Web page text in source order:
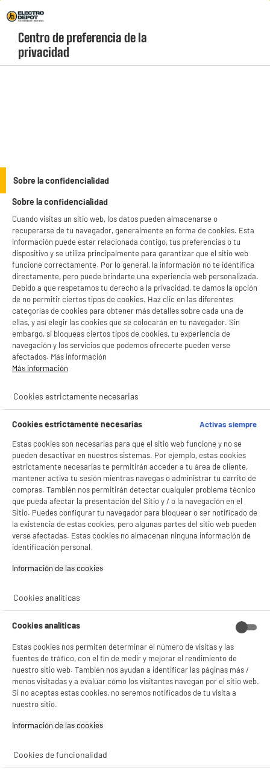
Menú
geolocation-header-icon-text
account
¡Haz tu pedido online con recogida gratis en tienda en 1 hora o envío a domicilio!
EDENWOOD LG HDMI 2.1 QLED SAMSUNG
productItem_availability_txt-
current-store
LEGANÉS, MADRID
productItem__availability-
change-btn
product_list_sticky_button_Filter
F
A
G
compare_product
Televisor 4K UHD de 50" EDENWOOD ED50T01UHD-
RE
Tecnología : Led
249
E
A
G
★★★★★
★★★★★
Smart Tv EDENWOOD 50" ED50A07UHD-EL 4K
Pantalla : 127 cm
249€96
ELECTROCHOLLOS
Rechazar todas
BIENVENIDO a ELECTRO
DEPOT
Con el fin de mejorar tu experiencia, y tras tu consentimiento, ELECTRO DEPOT
y sus socios utilizan cookies que procesan tus datos personales para:
- compartir contenido adaptado a tus preferencias
- ofrecer publicidad y comunicaciones personalizadas
- facilitar el intercambio de contenido en las redes sociales
- analizar el tráfico en nuestro sitio web Consulta la política de cookies.
Consulta la política de cookies.
estadísticas anónimas basadas en tu navegación. Puedes oponerte a su uso
¡Buena visita!
Gestionar cookies
Centro de preferencia de la
privacidad
Sobre la confidencialidad
Sobre la confidencialidad
Cuando visitas un sitio web, los datos pueden almacenarse o
recuperarse de tu navegador, generalmente en forma de cookies. Esta
información puede estar relacionada contigo, tus preferencias o tu
dispositivo y se utiliza principalmente para garantizar que el sitio web
funcione correctamente. Por lo general, la información no te identifica
directamente, pero puede brindarte una experiencia web personalizada.
Debido a que respetamos tu derecho a la privacidad, te damos la opción
de no permitir ciertos tipos de cookies. Haz clic en las diferentes
categorías de cookies para obtener más detalles sobre cada una de
ellas, y así elegir las cookies que se colocarán en tu navegador. Sin
embargo, si bloqueas ciertos tipos de cookies, tu experiencia de
navegación y los servicios que podemos ofrecerte pueden verse
afectados. Más información
Más información
Cookies estrictamente necesarias
Cookies estrictamente necesarias
Activas siempre
Estas cookies son necesarias para que el sitio web funcione y no se
pueden desactivar en nuestros sistemas. Por ejemplo, estas cookies
estrictamente necesarias te permitirán acceder a tu área de cliente,
mantener activa tu sesión mientras navegas o administrar tu carrito de
compras. También nos permitirán detectar cualquier problema técnico
que pueda afectar la presentación del Sitio y / o la navegación en el
Sitio. Puedes configurar tu navegador para bloquear o ser notificado de
la existencia de estas cookies, pero algunas partes del sitio web pueden
verse afectadas. Estas cookies no almacenan ninguna información de
identificación personal.
Información de las cookies‎
Cookies analíticas
Cookies analíticas
Estas cookies nos permiten determinar el número de visitas y las
fuentes de tráfico, con el fin de medir y mejorar el rendimiento de
nuestro sitio web. También nos ayudan a identificar las páginas más /
menos visitadas y a evaluar cómo los visitantes navegan por el sitio web.
Si no aceptas estas cookies, no seremos notificados de tu visita a
nuestro sitio.
Información de las cookies‎
Cookies de funcionalidad